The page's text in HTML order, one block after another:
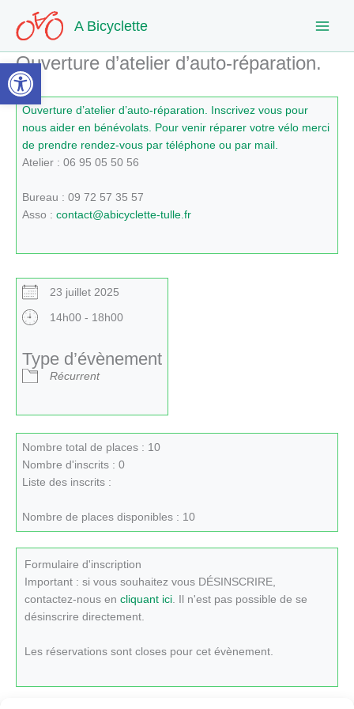
Ouvrir la barre d’outils
contenu
A Bicyclette
Ouverture d’atelier d’auto-réparation.
Ouverture d’atelier d’auto-réparation. Inscrivez vous pour
nous aider en bénévolats. Pour venir réparer votre vélo merci
de prendre rendez-vous par téléphone ou par mail.
Atelier : 06 95 05 50 56
Bureau : 09 72 57 35 57
Asso : contact@abicyclette-tulle.fr
23 juillet 2025
14h00 - 18h00
Type d’évènement
Récurrent
Nombre total de places : 10
Nombre d'inscrits : 0
Liste des inscrits :
Nombre de places disponibles : 10
Formulaire d'inscription
Important : si vous souhaitez vous DÉSINSCRIRE,
contactez-nous en cliquant ici. Il n'est pas possible de se
désinscrire directement.
Les réservations sont closes pour cet évènement.